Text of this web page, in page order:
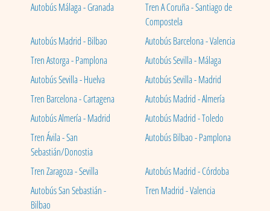
Autobús Málaga - Granada
Tren A Coruña - Santiago de
Compostela
Autobús Madrid - Bilbao
Autobús Barcelona - Valencia
Tren Astorga - Pamplona
Autobús Sevilla - Málaga
Autobús Sevilla - Huelva
Autobús Sevilla - Madrid
Tren Barcelona - Cartagena
Autobús Madrid - Almería
Autobús Almería - Madrid
Autobús Madrid - Toledo
Tren Ávila - San
Sebastián/Donostia
Autobús Bilbao - Pamplona
Tren Zaragoza - Sevilla
Autobús Madrid - Córdoba
Autobús San Sebastián -
Bilbao
Tren Madrid - Valencia